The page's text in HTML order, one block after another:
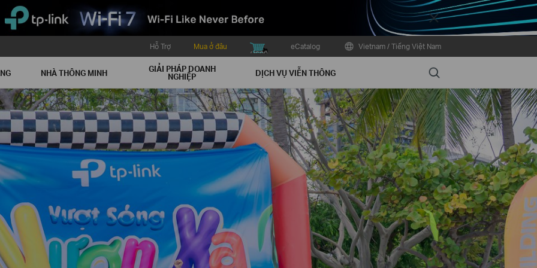
Close
Hỗ Trợ Mua ở đâu
buy icon
eCatalog Vietnam / Tiếng Việt Nam
NHÀ THÔNG MINH GIẢI PHÁP DOANH
NGHIỆP DỊCH VỤ VIỄN THÔNG Search